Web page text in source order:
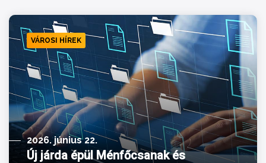
VÁROSI HÍREK
2026. június 22.
Új járda épül Ménfőcsanak és